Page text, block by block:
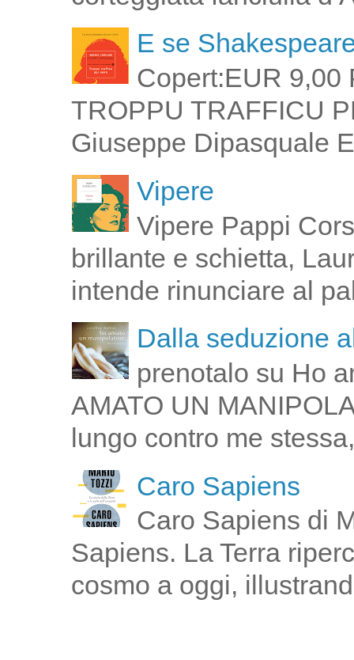
E se
Copert:EUR 9,00
TROPPU TRAFFICU
Giuseppe Dipasquale
Vipere
Vipere Pappi
brillante e schietta,
intende rinunciare al
Dalla seduzione
prenotalo su Ho
AMATO UN
lungo contro me
Caro Sapiens
Caro Sapiens di
Sapiens. La Terra
cosmo a oggi,